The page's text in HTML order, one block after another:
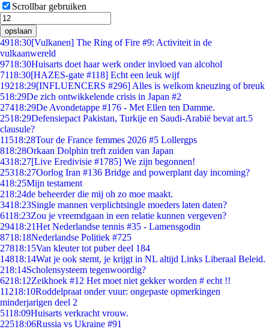
Scrollbar gebruiken
opslaan
4918:30[Vulkanen] The Ring of Fire #9: Activiteit in de
vulkaanwereld
9718:30Huisarts doet haar werk onder invloed van alcohol
7118:30[HAZES-gate #118] Echt een leuk wijf
19218:29[INFLUENCERS #296] Alles is welkom kneuzing of breuk
518:29De zich ontwikkelende crisis in Japan #2
27418:29De Avondetappe #176 - Met Ellen ten Damme.
2518:29Defensiepact Pakistan, Turkije en Saudi-Arabië bevat art.5
clausule?
11518:28Tour de France femmes 2026 #5 Lollergps
818:28Orkaan Dolphin treft zuiden van Japan
4318:27[Live Eredivisie #1785] We zijn begonnen!
25318:27Oorlog Iran #136 Bridge and powerplant day incoming?
418:25Mijn testament
218:24de beheerder die mij oh zo moe maakt.
3418:23Single mannen verplichtsingle moeders laten daten?
6118:23Zou je vreemdgaan in een relatie kunnen vergeven?
29418:21Het Nederlandse tennis #35 - Lamensgodin
8718:18Nederlandse Politiek #725
27818:15Van kleuter tot puber deel 184
14818:14Wat je ook stemt, je krijgt in NL altijd Links Liberaal Beleid.
218:14Scholensysteem tegenwoordig?
6218:12Zeikhoek #12 Het moet niet gekker worden # echt !!
11218:10Roddelpraat onder vuur: ongepaste opmerkingen
minderjarigen deel 2
5118:09Huisarts verkracht vrouw.
22518:06Russia vs Ukraine #91